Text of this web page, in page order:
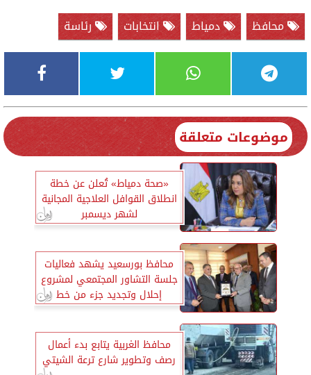
محافظ
دمياط انتخابات رئاسة
موضوعات متعلقة
«صحة دمياط» تُعلن عن خطة
انطلاق القوافل العلاجية المجانية
لشهر ديسمبر
محافظ بورسعيد يشهد فعاليات
جلسة التشاور المجتمعي لمشروع
إحلال وتجديد جزء من خط
المازوت قطر ١٦بوصة بطول ٥٢
الرسوة ببورسعيد
محافظ الغربية يتابع بدء أعمال
رصف وتطوير شارع ترعة الشيتي